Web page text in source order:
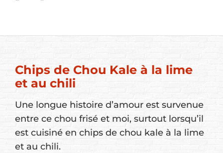
Chips de Chou Kale à la lime
et au chili
Une longue histoire d’amour est survenue
entre ce chou frisé et moi, surtout lorsqu’il
est cuisiné en chips de chou kale à la lime
et au chili.